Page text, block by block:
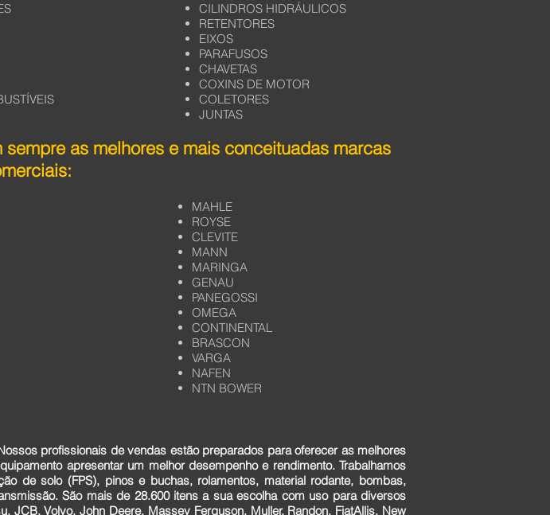
CILINDROS HIDRÁULICOS
RETENTORES
EIXOS
PARAFUSOS
CHAVETAS
COXINS DE MOTOR
COLETORES
JUNTAS
as melhores e mais conceituadas marcas
MAHLE
ROYSE
CLEVITE
MANN
MARINGA
GENAU
PANEGOSSI
OMEGA
CONTINENTAL
BRASCON
VARGA
NAFEN
NTN BOWER
profissionais de vendas estão preparados para oferecer as melhores
apresentar um melhor desempenho e rendimento. Trabalhamos
de solo (FPS), pinos e buchas, rolamentos, material rodante, bombas,
São mais de 28.600 itens a sua escolha com uso para diversos
JCB, Volvo, John Deere, Massey Ferguson, Muller, Randon, FiatAllis, New